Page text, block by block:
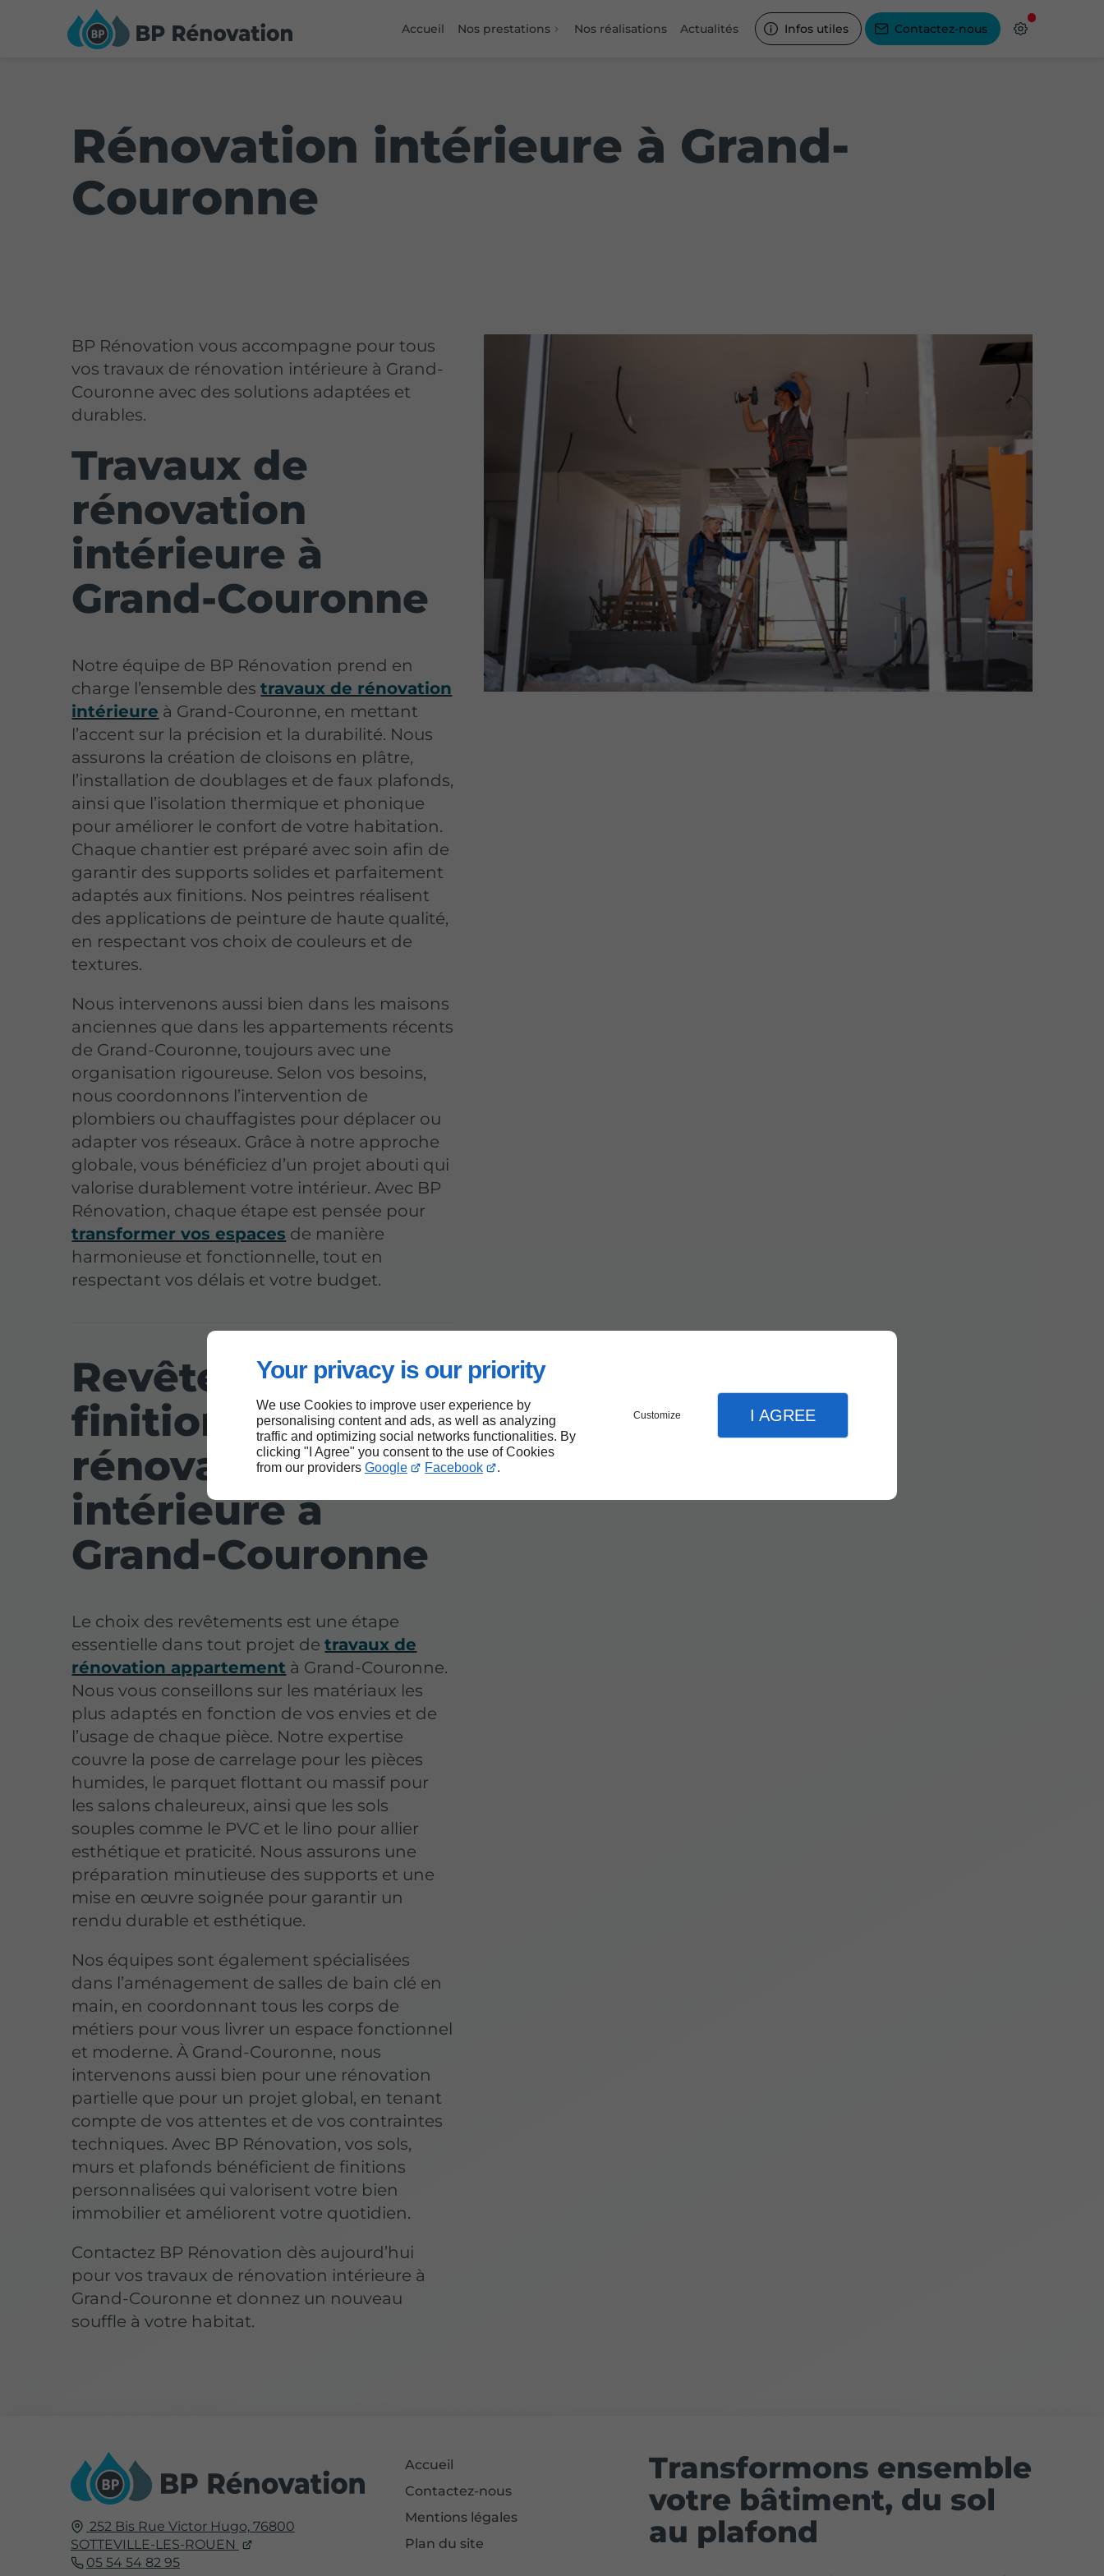
Your privacy is our priority
We use Cookies to improve user experience by
personalising content and ads, as well as analyzing
traffic and optimizing social networks functionalities. By
clicking "I Agree" you consent to the use of Cookies
from our providers Google Facebook .
Customize I AGREE
Accueil Nos prestations Nos réalisations Actualités Infos utiles Contactez-nous
Rénovation intérieure à Grand-
Couronne
BP Rénovation vous accompagne pour tous
vos travaux de rénovation intérieure à Grand-
Couronne avec des solutions adaptées et
durables.
Travaux de
rénovation
intérieure à
Grand-Couronne
Notre équipe de BP Rénovation prend en
charge l’ensemble destravaux de rénovation
intérieure à Grand-Couronne, en mettant
l’accent sur la précision et la durabilité. Nous
assurons la création de cloisons en plâtre,
l’installation de doublages et de faux plafonds,
ainsi que l’isolation thermique et phonique
pour améliorer le confort de votre habitation.
Chaque chantier est préparé avec soin afin de
garantir des supports solides et parfaitement
adaptés aux finitions. Nos peintres réalisent
des applications de peinture de haute qualité,
en respectant vos choix de couleurs et de
textures.
Nous intervenons aussi bien dans les maisons
anciennes que dans les appartements récents
de Grand-Couronne, toujours avec une
organisation rigoureuse. Selon vos besoins,
nous coordonnons l’intervention de
plombiers ou chauffagistes pour déplacer ou
adapter vos réseaux. Grâce à notre approche
globale, vous bénéficiez d’un projet abouti qui
valorise durablement votre intérieur. Avec BP
Rénovation, chaque étape est pensée pour
transformer vos espaces de manière
harmonieuse et fonctionnelle, tout en
respectant vos délais et votre budget.
Revêtements et
finitions en
rénovation
intérieure à
Grand-Couronne
Le choix des revêtements est une étape
essentielle dans tout projet detravaux de
rénovation appartement à Grand-Couronne.
Nous vous conseillons sur les matériaux les
plus adaptés en fonction de vos envies et de
l’usage de chaque pièce. Notre expertise
couvre la pose de carrelage pour les pièces
humides, le parquet flottant ou massif pour
les salons chaleureux, ainsi que les sols
souples comme le PVC et le lino pour allier
esthétique et praticité. Nous assurons une
préparation minutieuse des supports et une
mise en œuvre soignée pour garantir un
rendu durable et esthétique.
Nos équipes sont également spécialisées
dans l’aménagement de salles de bain clé en
main, en coordonnant tous les corps de
métiers pour vous livrer un espace fonctionnel
et moderne. À Grand-Couronne, nous
intervenons aussi bien pour une rénovation
partielle que pour un projet global, en tenant
compte de vos attentes et de vos contraintes
techniques. Avec BP Rénovation, vos sols,
murs et plafonds bénéficient de finitions
personnalisées qui valorisent votre bien
immobilier et améliorent votre quotidien.
Contactez BP Rénovation dès aujourd’hui
pour vos travaux de rénovation intérieure à
Grand-Couronne et donnez un nouveau
souffle à votre habitat.
252 Bis Rue Victor Hugo, 76800
SOTTEVILLE-LES-ROUEN
05 54 54 82 95
Accueil
Contactez-nous
Mentions légales
Plan du site
Transformons ensemble
votre bâtiment, du sol
au plafond